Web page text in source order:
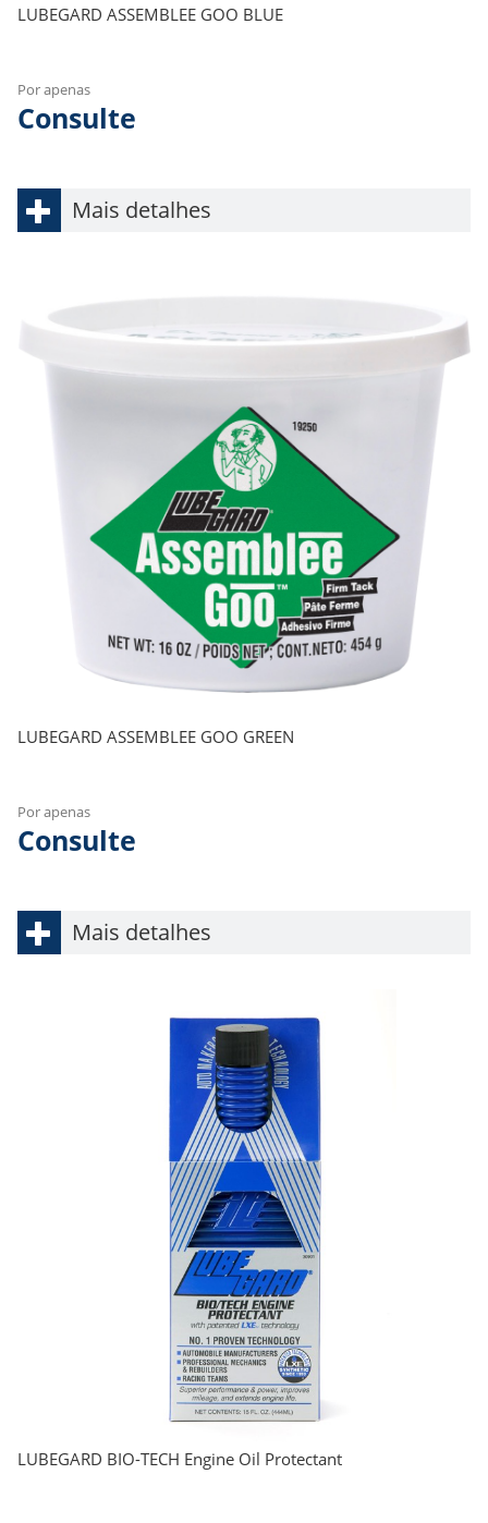
LUBEGARD ASSEMBLEE GOO BLUE
Por apenas
Consulte
Mais detalhes
LUBEGARD ASSEMBLEE GOO GREEN
Por apenas
Consulte
Mais detalhes
LUBEGARD BIO-TECH Engine Oil Protectant